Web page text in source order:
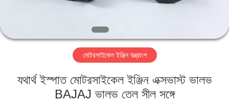
আমাদের
সম্পর্কে
কারখানা
মোটরসাইকেল ইঞ্জিন যন্ত্রাংশ
যথার্থ ইস্পাত মোটরসাইকেল ইঞ্জিন এক্সভাস্ট ভালভ
BAJAJ ভালভ তেল সীল সঙ্গে